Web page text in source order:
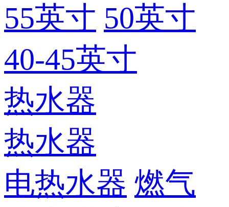
55英寸 50英寸
40-45英寸
热水器
热水器
电热水器 燃气